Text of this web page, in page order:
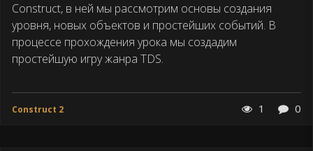
Construct, в ней мы рассмотрим основы создания
уровня, новых объектов и простейших событий. В
процессе прохождения урока мы создадим
простейшую игру жанра TDS.
Construct 2 1 0